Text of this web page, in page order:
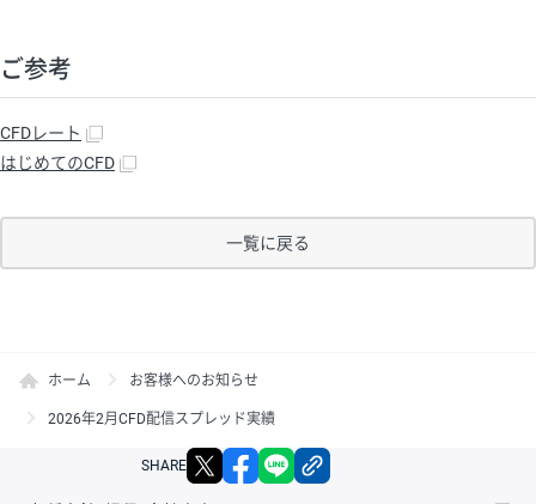
ご参考
CFDレート
はじめてのCFD
一覧に戻る
ホーム お客様へのお知らせ
2026年2月CFD配信スプレッド実績
SHARE X facebook